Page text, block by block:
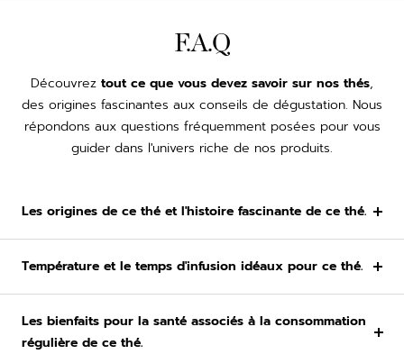
F.A.Q
Découvrez tout ce que vous devez savoir sur nos thés,
des origines fascinantes aux conseils de dégustation. Nous
répondons aux questions fréquemment posées pour vous
guider dans l'univers riche de nos produits.
Les origines de ce thé et l'histoire fascinante de ce thé.
Température et le temps d'infusion idéaux pour ce thé.
Les bienfaits pour la santé associés à la consommation
régulière de ce thé.